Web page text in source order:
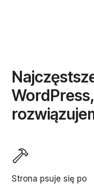
Strona psuje się po